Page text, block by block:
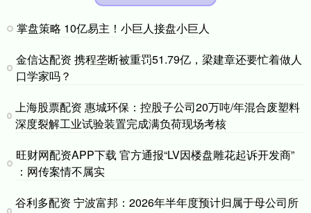
掌盘策略 10亿易主！小巨人接盘小巨人
金信达配资 携程垄断被重罚51.79亿，梁建章还要忙着做人
口学家吗？
上海股票配资 惠城环保：控股子公司20万吨/年混合废塑料
深度裂解工业试验装置完成满负荷现场考核
旺财网配资APP下载 官方通报“LV因楼盘雕花起诉开发商”
：网传案情不属实
谷利多配资 宁波富邦：2026年半年度预计归属于母公司所